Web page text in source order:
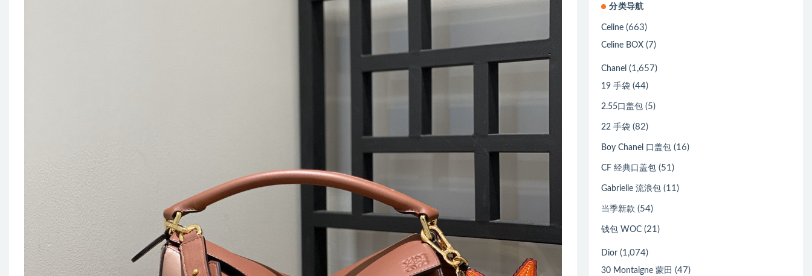
分类导航
Celine (663)
Celine BOX (7)
Chanel (1,657)
19 手袋 (44)
2.55口盖包 (5)
22 手袋 (82)
Boy Chanel 口盖包 (16)
CF 经典口盖包 (51)
Gabrielle 流浪包 (11)
当季新款 (54)
钱包 WOC (21)
Dior (1,074)
30 Montaigne 蒙田 (47)